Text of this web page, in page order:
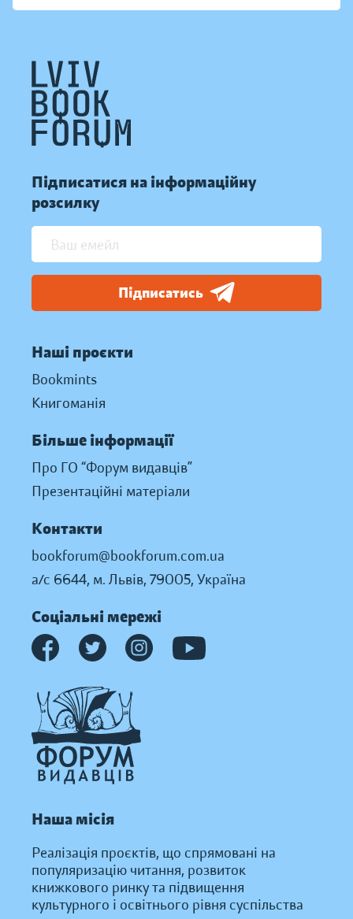
Підписатися на інформаційну
розсилку
Підписатись
Наші проєкти
Bookmints
Книгоманія
Більше інформації
Про ГО “Форум видавців”
Презентаційні матеріали
Контакти
bookforum@bookforum.com.ua
а/с 6644, м. Львів, 79005, Україна
Соціальні мережі
Наша місія
Реалізація проєктів, що спрямовані на
популяризацію читання, розвиток
книжкового ринку та підвищення
культурного і освітнього рівня суспільства